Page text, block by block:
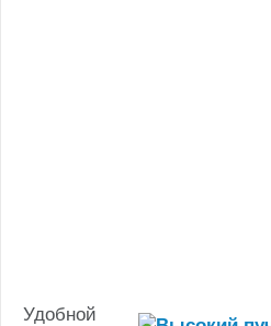
Удобной